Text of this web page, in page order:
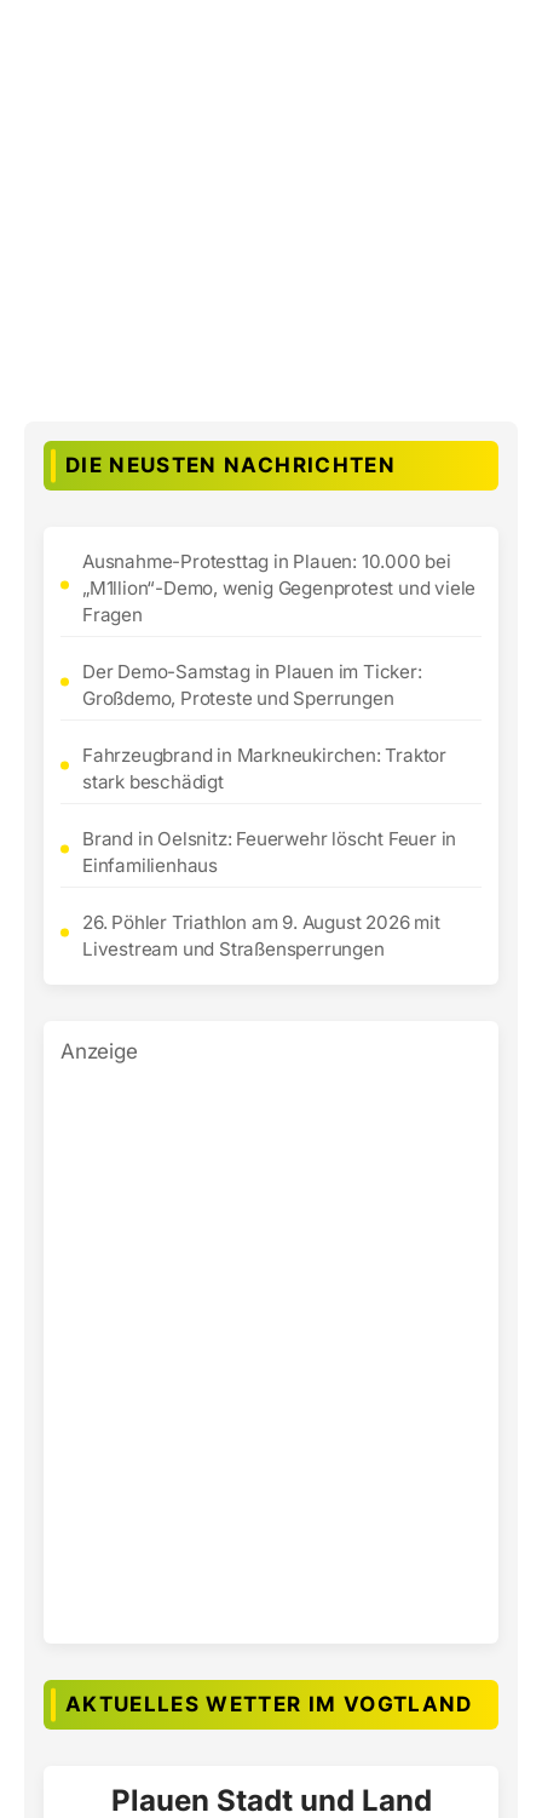
DIE NEUSTEN NACHRICHTEN
Ausnahme-Protesttag in Plauen: 10.000 bei
„M1llion“-Demo, wenig Gegenprotest und viele
Fragen
Der Demo-Samstag in Plauen im Ticker:
Großdemo, Proteste und Sperrungen
Fahrzeugbrand in Markneukirchen: Traktor
stark beschädigt
Brand in Oelsnitz: Feuerwehr löscht Feuer in
Einfamilienhaus
26. Pöhler Triathlon am 9. August 2026 mit
Livestream und Straßensperrungen
Anzeige
AKTUELLES WETTER IM VOGTLAND
Plauen Stadt und Land